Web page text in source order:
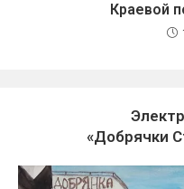
Краевой
«Добрячки